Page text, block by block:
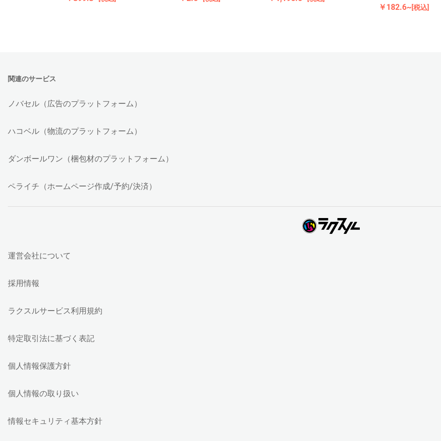
￥182.6~[税込]
関連のサービス
ノバセル（広告のプラットフォーム）
ハコベル（物流のプラットフォーム）
ダンボールワン（梱包材のプラットフォーム）
ペライチ（ホームページ作成/予約/決済）
運営会社について
採用情報
ラクスルサービス利用規約
特定取引法に基づく表記
個人情報保護方針
個人情報の取り扱い
情報セキュリティ基本方針